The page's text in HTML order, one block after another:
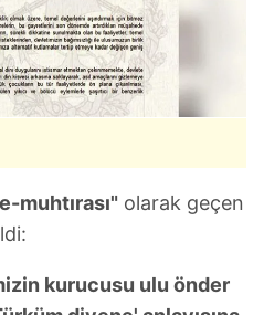
muhtırası" olarak geçen
kurucusu ulu önder